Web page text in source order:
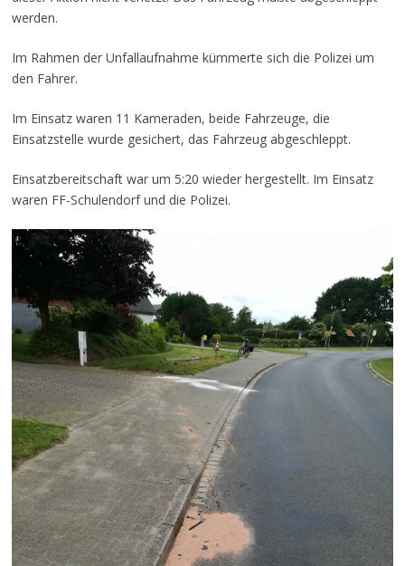
werden.
Im Rahmen der Unfallaufnahme kümmerte sich die Polizei um
den Fahrer.
Im Einsatz waren 11 Kameraden, beide Fahrzeuge, die
Einsatzstelle wurde gesichert, das Fahrzeug abgeschleppt.
Einsatzbereitschaft war um 5:20 wieder hergestellt. Im Einsatz
waren FF-Schulendorf und die Polizei.